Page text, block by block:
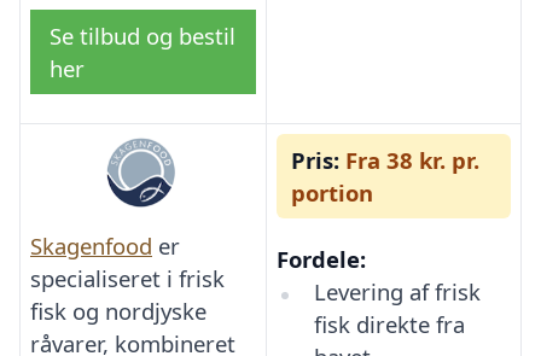
Se tilbud og bestil
her
Skagenfood er
specialiseret i frisk
fisk og nordjyske
råvarer, kombineret
Pris: Fra 38 kr. pr.
portion
Fordele:
Levering af frisk
fisk direkte fra